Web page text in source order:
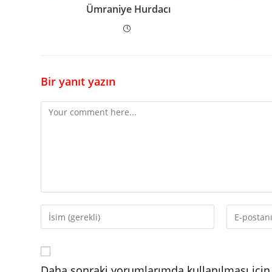
Ümraniye Hurdacı
Bir yanıt yazın
Comment
Enter
your
or
Enter
your